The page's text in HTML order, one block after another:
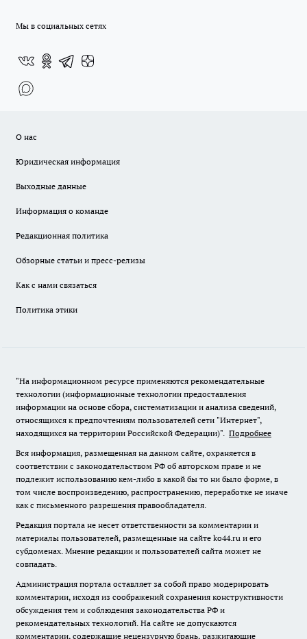
Мы в социальных сетях
О нас
Юридическая информация
Выходные данные
Информация о команде
Редакционная политика
Обзорные статьи и пресс-релизы
Как с нами связаться
Политика этики
"На информационном ресурсе применяются рекомендательные
технологии (информационные технологии предоставления
информации на основе сбора, систематизации и анализа сведений,
относящихся к предпочтениям пользователей сети "Интернет",
находящихся на территории Российской Федерации)". Подробнее
Вся информация, размещенная на данном сайте, охраняется в
соответствии с законодательством РФ об авторском праве и не
подлежит использованию кем-либо в какой бы то ни было форме, в
том числе воспроизведению, распространению, переработке не иначе
как с письменного разрешения правообладателя.
Редакция портала не несет ответственности за комментарии и
материалы пользователей, размещенные на сайте ko44.ru и его
субдоменах. Мнение редакции и пользователей сайта может не
совпадать.
Администрация портала оставляет за собой право модерировать
комментарии, исходя из соображений сохранения конструктивности
обсуждения тем и соблюдения законодательства РФ и
рекомендательных технологий. На сайте не допускаются
комментарии, содержащие нецензурную брань, разжигающие